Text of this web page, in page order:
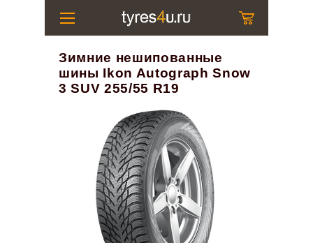
Зимние нешипованные
шины Ikon Autograph Snow
3 SUV 255/55 R19